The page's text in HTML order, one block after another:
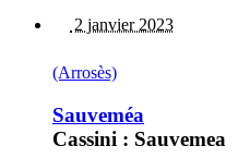
2 janvier 2023
(Arrosès)
Sauveméa
Cassini : Sauvemea